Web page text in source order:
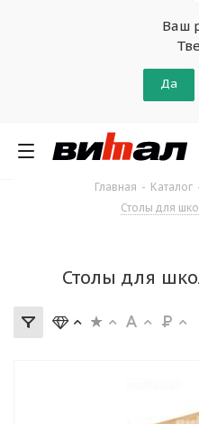
Ваш
Да
Главная - Каталог
Столы для
Столы для